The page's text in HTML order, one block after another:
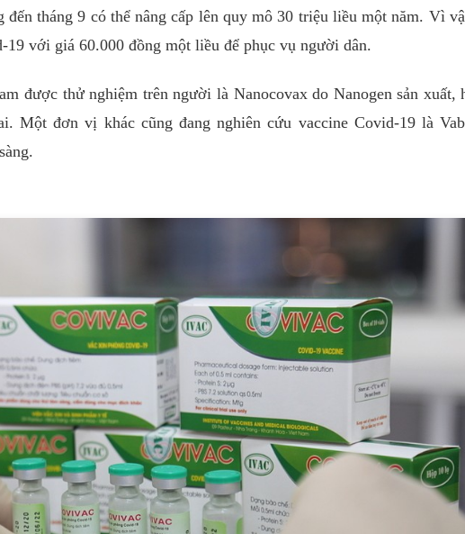
tháng 9 có thể nâng cấp lên quy mô 30 triệu liều một năm. Vì
19 với giá 60.000 đồng một liều để phục vụ người dân.
được thử nghiệm trên người là Nanocovax do Nanogen sản xuất,
Một đơn vị khác cũng đang nghiên cứu vaccine Covid-19 là